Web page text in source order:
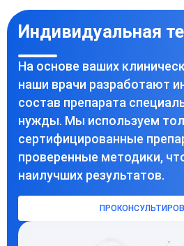
Индивидуальная
На основе ваших
наши врачи разработают
состав препарата
нужды. Мы используем
сертифицированные
проверенные методики,
наилучших результатов.